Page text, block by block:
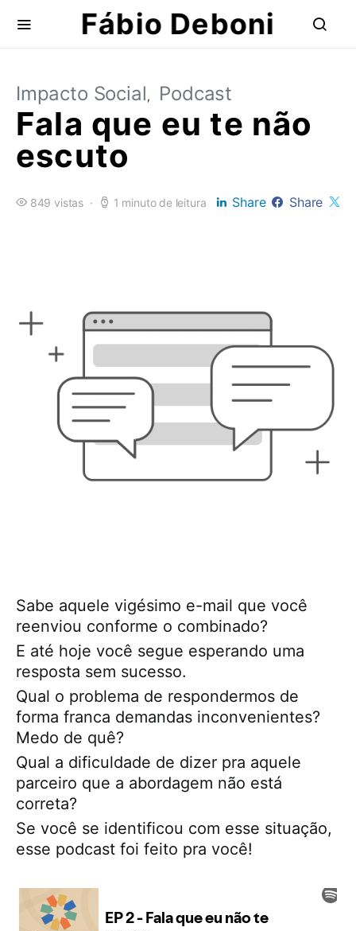
Fábio Deboni
Impacto Social Podcast
Fala que eu te não
escuto
849 vistas 1 minuto de leitura Share Share
Sabe aquele vigésimo e-mail que você
reenviou conforme o combinado?
E até hoje você segue esperando uma
resposta sem sucesso.
Qual o problema de respondermos de
forma franca demandas inconvenientes?
Medo de quê?
Qual a dificuldade de dizer pra aquele
parceiro que a abordagem não está
correta?
Se você se identificou com esse situação,
esse podcast foi feito pra você!